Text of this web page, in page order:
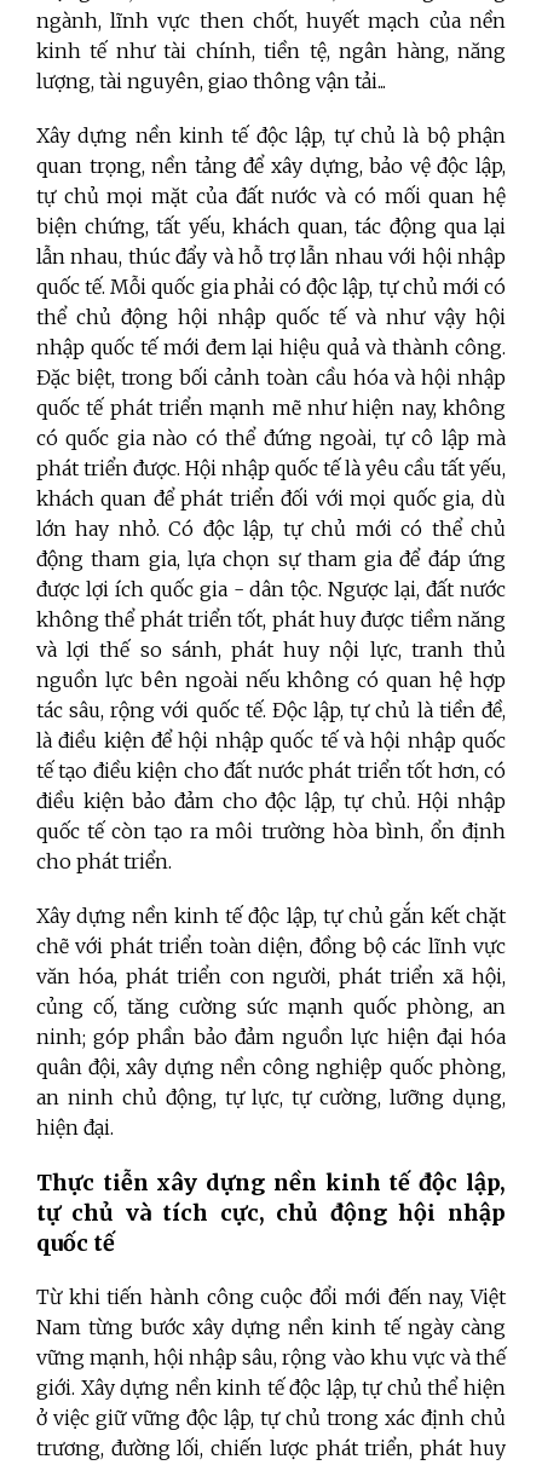
ngành, lĩnh vực then chốt, huyết mạch của nền
kinh tế như tài chính, tiền tệ, ngân hàng, năng
lượng, tài nguyên, giao thông vận tải...
Xây dựng nền kinh tế độc lập, tự chủ là bộ phận
quan trọng, nền tảng để xây dựng, bảo vệ độc lập,
tự chủ mọi mặt của đất nước và có mối quan hệ
biện chứng, tất yếu, khách quan, tác động qua lại
lẫn nhau, thúc đẩy và hỗ trợ lẫn nhau với hội nhập
quốc tế. Mỗi quốc gia phải có độc lập, tự chủ mới có
thể chủ động hội nhập quốc tế và như vậy hội
nhập quốc tế mới đem lại hiệu quả và thành công.
Đặc biệt, trong bối cảnh toàn cầu hóa và hội nhập
quốc tế phát triển mạnh mẽ như hiện nay, không
có quốc gia nào có thể đứng ngoài, tự cô lập mà
phát triển được. Hội nhập quốc tế là yêu cầu tất yếu,
khách quan để phát triển đối với mọi quốc gia, dù
lớn hay nhỏ. Có độc lập, tự chủ mới có thể chủ
động tham gia, lựa chọn sự tham gia để đáp ứng
được lợi ích quốc gia - dân tộc. Ngược lại, đất nước
không thể phát triển tốt, phát huy được tiềm năng
và lợi thế so sánh, phát huy nội lực, tranh thủ
nguồn lực bên ngoài nếu không có quan hệ hợp
tác sâu, rộng với quốc tế. Độc lập, tự chủ là tiền đề,
là điều kiện để hội nhập quốc tế và hội nhập quốc
tế tạo điều kiện cho đất nước phát triển tốt hơn, có
điều kiện bảo đảm cho độc lập, tự chủ. Hội nhập
quốc tế còn tạo ra môi trường hòa bình, ổn định
cho phát triển.
Xây dựng nền kinh tế độc lập, tự chủ gắn kết chặt
chẽ với phát triển toàn diện, đồng bộ các lĩnh vực
văn hóa, phát triển con người, phát triển xã hội,
củng cố, tăng cường sức mạnh quốc phòng, an
ninh; góp phần bảo đảm nguồn lực hiện đại hóa
quân đội, xây dựng nền công nghiệp quốc phòng,
an ninh chủ động, tự lực, tự cường, lưỡng dụng,
hiện đại.
Thực tiễn xây dựng nền kinh tế độc lập,
tự chủ và tích cực, chủ động hội nhập
quốc tế
Từ khi tiến hành công cuộc đổi mới đến nay, Việt
Nam từng bước xây dựng nền kinh tế ngày càng
vững mạnh, hội nhập sâu, rộng vào khu vực và thế
giới. Xây dựng nền kinh tế độc lập, tự chủ thể hiện
ở việc giữ vững độc lập, tự chủ trong xác định chủ
trương, đường lối, chiến lược phát triển, phát huy